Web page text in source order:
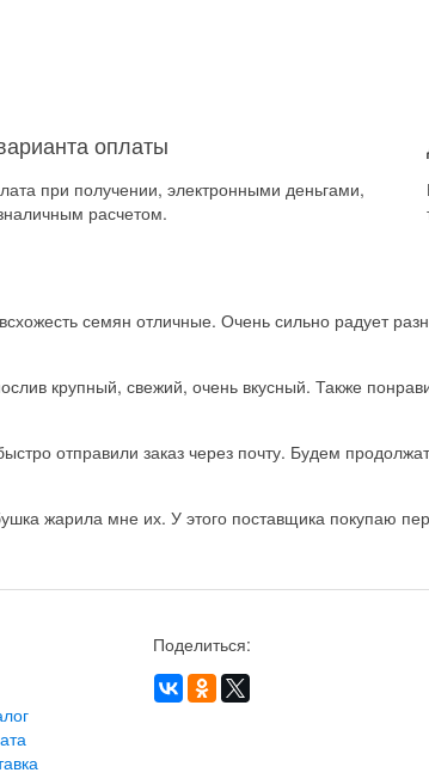
оплаты
при получении, электронными деньгами,
расчетом.
семян отличные. Очень сильно радует
крупный, свежий, очень вкусный. Также
отправили заказ через почту. Будем
жарила мне их. У этого поставщика покупаю
Поделиться: